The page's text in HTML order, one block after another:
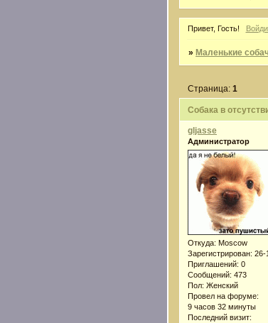
Привет, Гость!
» Маленькие
Собака в
Страница:1
gljasse
Администратор
Откуда: Moscow
Зарегистрирован: 26-
Приглашений: 0
Сообщений: 473
Пол: Женский
Провел на форуме:
9 часов 32 минуты
Последний визит: